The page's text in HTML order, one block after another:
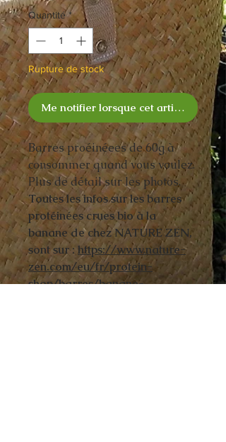
Quantité *
Rupture de stock
Me notifier lorsque cet article est
Barres proéinéees de 60g à
consommer quand vous voulez.
Plus de détail sur les photos.
Toutes les infos sur les barres
protéinées crues bio à la
banane de chez NATURE ZEN,
sont sur : https://www.nature-
zen.com/eu/fr/protein-
shop/barres/banane-